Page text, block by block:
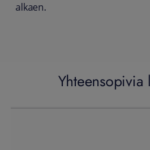
alkaen.
Yhteensopivia